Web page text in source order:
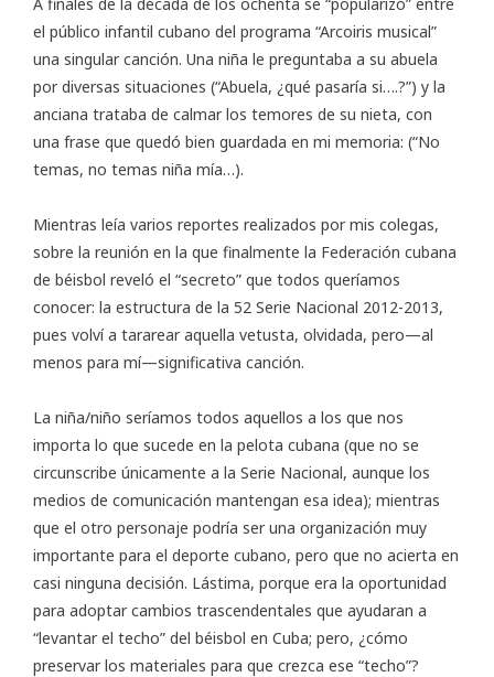
el público infantil cubano del programa “Arcoiris musical”
una singular canción. Una niña le preguntaba a su abuela
por diversas situaciones (“Abuela, ¿qué pasaría si….?”) y la
anciana trataba de calmar los temores de su nieta, con
una frase que quedó bien guardada en mi memoria: (“No
temas, no temas niña mía…).
Mientras leía varios reportes realizados por mis colegas,
sobre la reunión en la que finalmente la Federación cubana
de béisbol reveló el “secreto” que todos queríamos
conocer: la estructura de la 52 Serie Nacional 2012-2013,
pues volví a tararear aquella vetusta, olvidada, pero—al
menos para mí—significativa canción.
La niña/niño seríamos todos aquellos a los que nos
importa lo que sucede en la pelota cubana (que no se
circunscribe únicamente a la Serie Nacional, aunque los
medios de comunicación mantengan esa idea); mientras
que el otro personaje podría ser una organización muy
importante para el deporte cubano, pero que no acierta en
casi ninguna decisión. Lástima, porque era la oportunidad
para adoptar cambios trascendentales que ayudaran a
“levantar el techo” del béisbol en Cuba; pero, ¿cómo
preservar los materiales para que crezca ese “techo”?